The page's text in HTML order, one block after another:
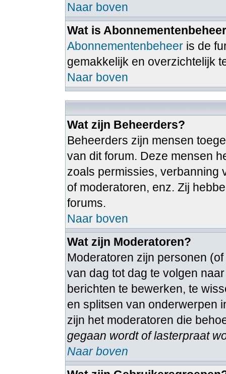
Naar boven
Wat is
Abonnementenbeheer is de
gemakkelijk en overzichtelijk
Naar boven
Wat zijn Beheerders?
Beheerders zijn mensen
van dit forum. Deze mensen
zoals permissies, verbanning
of moderatoren, enz. Zij
forums.
Naar boven
Wat zijn Moderatoren?
Moderatoren zijn personen
van dag tot dag te volgen
berichten te bewerken, te
en splitsen van onderwerpen
zijn het moderatoren die
gegaan wordt of lasterpraat
Naar boven